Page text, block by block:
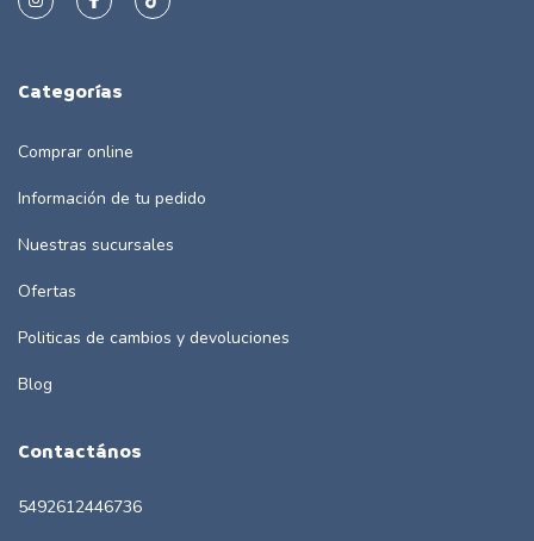
Categorías
Comprar online
Información de tu pedido
Nuestras sucursales
Ofertas
Politicas de cambios y devoluciones
Blog
Contactános
5492612446736